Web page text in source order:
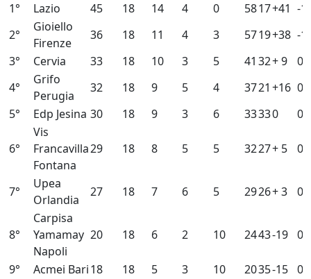
1°
Lazio 45 18 14 4 0 5817+41 -1
2°
Gioiello
Firenze
36 18 11 4 3 5719+38 -1
3°
Cervia 33 18 10 3 5 41 32+ 9
0
4°
Grifo
Perugia
32 18 9 5 4 3721 +16 0
5°
Edp Jesina 30 18 9 3 6 33330 0
6°
Vis
Francavilla
Fontana
29 18 8 5 5 3227+ 5 0
7°
Upea
Orlandia
27 18 7 6 5 2926+ 3 0
8°
Carpisa
Yamamay
Napoli
20 18 6 2 10 2443-19 0
9° Acmei Bari18 18 5 3 10 2035-15 0